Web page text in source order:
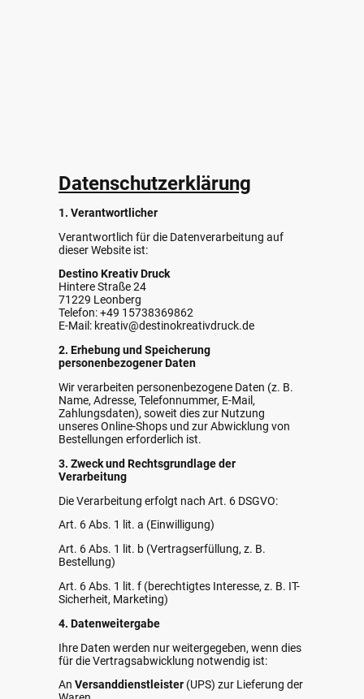
Datenschutzerklärung
1. Verantwortlicher
Verantwortlich für die Datenverarbeitung auf
dieser Website ist:
Destino Kreativ Druck
Hintere Straße 24
71229 Leonberg
Telefon: +49 15738369862
E-Mail: kreativ@destinokreativdruck.de
2. Erhebung und Speicherung
personenbezogener Daten
Wir verarbeiten personenbezogene Daten (z. B.
Name, Adresse, Telefonnummer, E-Mail,
Zahlungsdaten), soweit dies zur Nutzung
unseres Online-Shops und zur Abwicklung von
Bestellungen erforderlich ist.
3. Zweck und Rechtsgrundlage der
Verarbeitung
Die Verarbeitung erfolgt nach Art. 6 DSGVO:
Art. 6 Abs. 1 lit. a (Einwilligung)
Art. 6 Abs. 1 lit. b (Vertragserfüllung, z. B.
Bestellung)
Art. 6 Abs. 1 lit. f (berechtigtes Interesse, z. B. IT-
Sicherheit, Marketing)
4. Datenweitergabe
Ihre Daten werden nur weitergegeben, wenn dies
für die Vertragsabwicklung notwendig ist:
An Versanddienstleister (UPS) zur Lieferung der